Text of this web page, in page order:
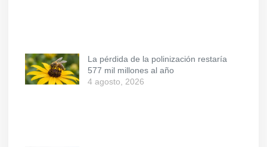
La pérdida de la polinización restaría
577 mil millones al año
4 agosto, 2026